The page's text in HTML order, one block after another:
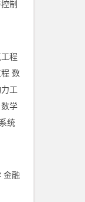
制
程
数
工
数学
统
金融